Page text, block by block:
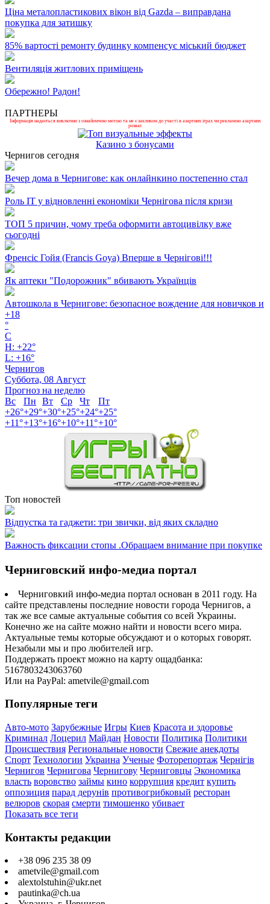
Ціна металопластикових вікон від Gazda – виправдана
покупка для затишку
85% вартості ремонту будинку компенсує міський бюджет
Вентиляція житлових приміщень
Обережно! Радон!
ПАРТНЕРЫ
Інформація надається виключно з ознайомчою метою та не є закликом до участі в азартних іграх чи рекламою азартних
розваг.
Казино з бонусами
Чернигов сегодня
Вечер дома в Чернигове: как онлайнкино постепенно стал
Роль ІТ у відновленні економіки Чернігова після кризи
ТОП 5 причин, чому треба оформити автоцивілку вже
сьогодні
Френсіс Гойя (Francis Goya) Вперше в Чернігові!!!
Як аптеки "Подорожник" вбивають Українців
Автошкола в Чернигове: безопасное вождение для новичков и
+18
°
C
H: +22°
L: +16°
Чернигов
Суббота, 08 Август
Прогноз на неделю
Вс
Пн Вт Ср Чт
Пт
+26°+29°+30°+25°+24°+25°
+11°+13°+16°+10°+11°+10°
Топ новостей
Відпустка та гаджети: три звички, від яких складно
Важность фиксации стопы .Обращаем внимание при покупке
Черниговский инфо-медиа портал
Черниговкий инфо-медиа портал основан в 2011 году. На
сайте представлены последние новости города Чернигов, а
так же все самые актуальные события со всей Украины.
Конечно же на сайте можно найти и новости всего мира.
Актуальные темы которые обсуждают и о которых говорят.
Незабыли мы и про любителей игр.
Поддержать проект можно на карту ощадбанка:
5167803243063760
Или на PayPal: ametvile@gmail.com
Популярные теги
Авто-мото Зарубежные Игры Киев Красота и здоровье
Криминал Лоцерил Майдан Новости Политика Политики
Происшествия Региональные новости Свежие анекдоты
Спорт Технологии Украина Ученые Фоторепортаж Чернігів
Чернигов Чернигова Чернигову Черниговцы Экономика
власть воровство займы кино коррупция кредит купить
оппозиция парад дерунів противогрибковый ресторан
велюров скорая смерти тимошенко убивает
Показать все теги
Контакты редакции
+38 096 235 38 09
ametvile@gmail.com
alextolstuhin@ukr.net
pautinka@ch.ua